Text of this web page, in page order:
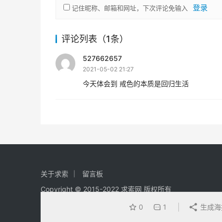
0 1 生成
记住昵称、邮箱和网址，下次评论免输入 登录
评论列表（1条）
527662657
2021-05-02 21:27
今天体会到 戒色的本质是回归生活
关于求索
留言板
Copyright © 2015-2022 求索网 版权所有